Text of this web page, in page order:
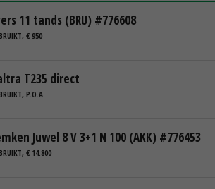
11 tands (BRU) #776608
€ 950
T235 direct
P.O.A.
Juwel 8 V 3+1 N 100 (AKK) #776453
€ 14.800